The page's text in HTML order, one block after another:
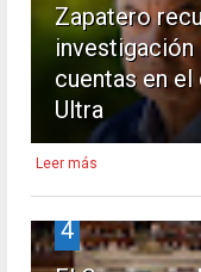
Zapatero
investigación
cuentas en
Ultra
Leer más
4